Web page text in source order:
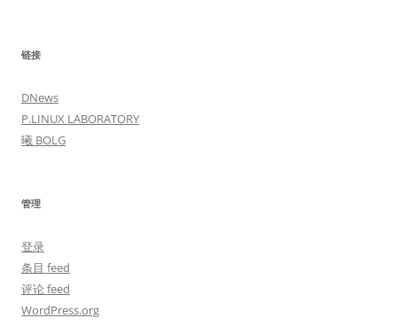
链接
DNews
P.LINUX LABORATORY
曦 BOLG
管理
登录
条目 feed
评论 feed
WordPress.org